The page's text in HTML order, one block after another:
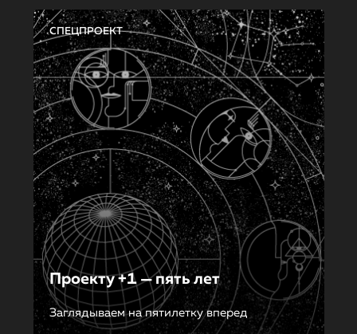
СПЕЦПРОЕКТ
Проекту +1 — пять лет
Заглядываем на пятилетку вперед